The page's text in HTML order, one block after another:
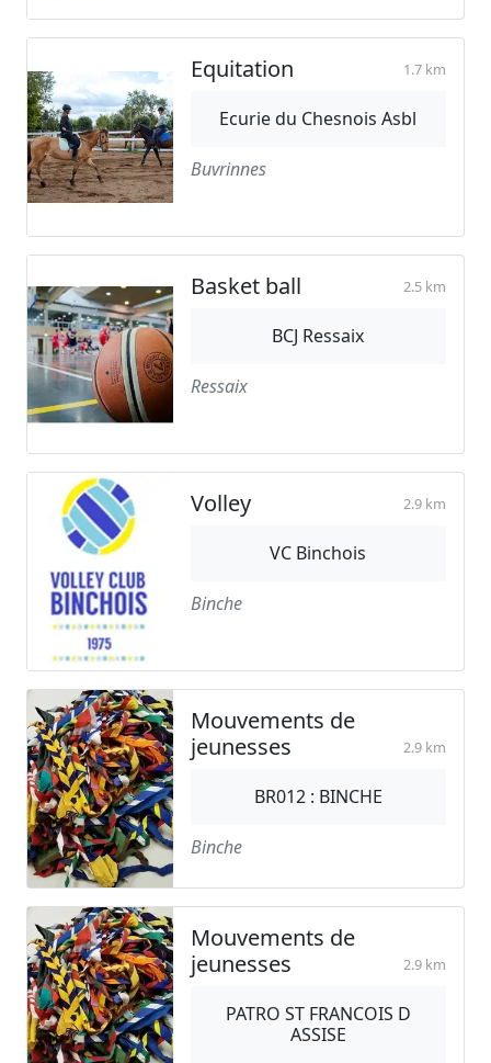
Equitation 1.7 km
Ecurie du Chesnois Asbl
Buvrinnes
Basket ball 2.5 km
BCJ Ressaix
Ressaix
Volley 2.9 km
VC Binchois
Binche
Mouvements de
jeunesses
2.9 km
BR012 : BINCHE
Binche
Mouvements de
jeunesses
2.9 km
PATRO ST FRANCOIS D
ASSISE